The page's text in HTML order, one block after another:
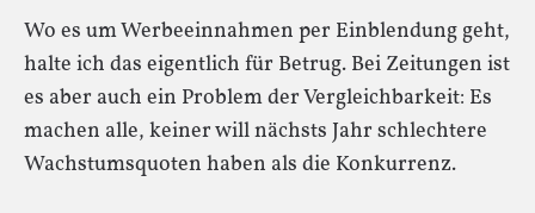
Wo es um Werbeeinnahmen per Einblendung geht,
halte ich das eigentlich für Betrug. Bei Zeitungen ist
es aber auch ein Problem der Vergleichbarkeit: Es
machen alle, keiner will nächsts Jahr schlechtere
Wachstumsquoten haben als die Konkurrenz.